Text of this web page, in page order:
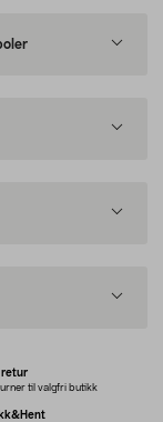
retur
til valgfri butikk